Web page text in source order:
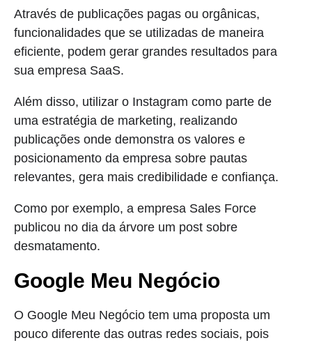
Através de publicações pagas ou orgânicas,
funcionalidades que se utilizadas de maneira
eficiente, podem gerar grandes resultados para
sua empresa SaaS.
Além disso, utilizar o Instagram como parte de
uma estratégia de marketing, realizando
publicações onde demonstra os valores e
posicionamento da empresa sobre pautas
relevantes, gera mais credibilidade e confiança.
Como por exemplo, a empresa Sales Force
publicou no dia da árvore um post sobre
desmatamento.
Google Meu Negócio
O Google Meu Negócio tem uma proposta um
pouco diferente das outras redes sociais, pois